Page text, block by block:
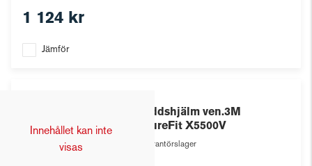
1 124 kr
Jämför
Innehållet kan inte
visas
Skyddshjälm ven.3M
SecureFit X5500V
Leverantörslager